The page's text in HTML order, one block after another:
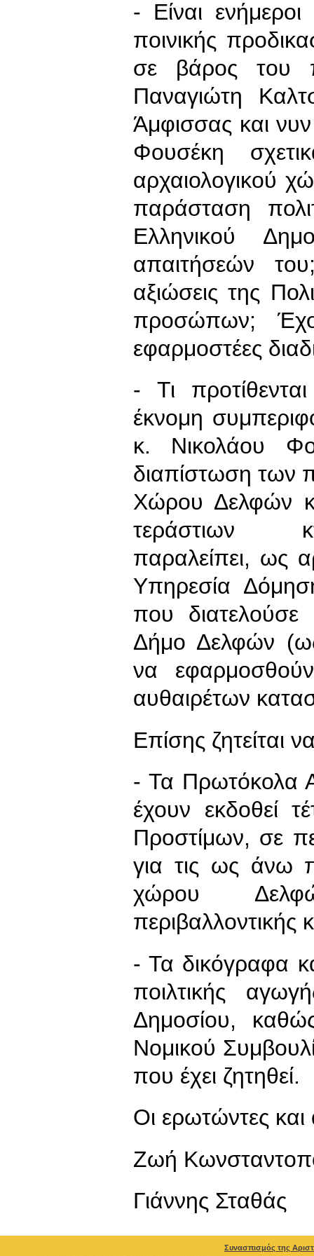
- Είναι
ποινικής
σε βάρος του
Παναγιώτη
Άμφισσας και
Φουσέκη
αρχαιολογικού
παράσταση
Ελληνικού
απαιτήσεών
αξιώσεις της
προσώπων;
εφαρμοστέες
- Τι
έκνομη
κ. Νικολάου
διαπίστωση των
Χώρου Δελφών
τεράστιων
παραλείπει, ως
Υπηρεσία
που
Δήμο Δελφών
να εφαρμοσθούν
αυθαιρέτων
Επίσης ζητείται
- Τα Πρωτόκολα
έχουν εκδοθεί
Προστίμων, σε
για τις ως άνω
χώρου
περιβαλλοντικής
- Τα δικόγραφα
ποιλτικής
Δημοσίου,
Νομικού
που έχει ζητηθεί.
Οι ερωτώντες και
Ζωή
Γιάννης Σταθάς
Συνασπισμός της